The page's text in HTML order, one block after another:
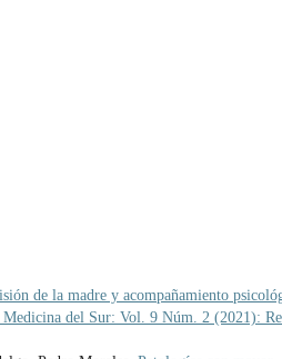
de la madre y acompañamiento
Medicina del Sur: Vol. 9 Núm. 2 (2021):